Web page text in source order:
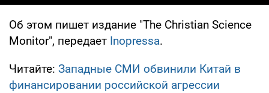
Об этом пишет издание "The Christian Science
Monitor", передает Inopressa.
Читайте: Западные СМИ обвинили Китай в
финансировании российской агрессии